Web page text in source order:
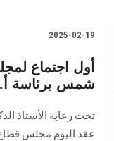
2025-02-19
أول اجتماع
شمس برئاسة أ.
تحت رعاية الأستاذ
عقد اليوم مجلس قطاع